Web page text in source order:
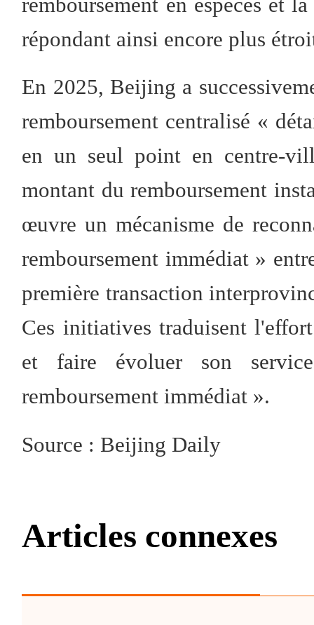
répondant ainsi encore plus
En 2025, Beijing a
remboursement centralisé «
en un seul point en centre-
montant du remboursement
œuvre un mécanisme de
remboursement immédiat »
première transaction
Ces initiatives traduisent
et faire évoluer son
remboursement immédiat ».
Source : Beijing Daily
Articles connexes